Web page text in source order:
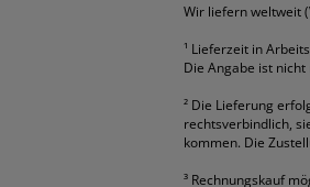
Wir liefern weltweit
¹ Lieferzeit in
Die Angabe ist
² Die Lieferung
rechtsverbindlich,
kommen. Die
³ Rechnungskauf